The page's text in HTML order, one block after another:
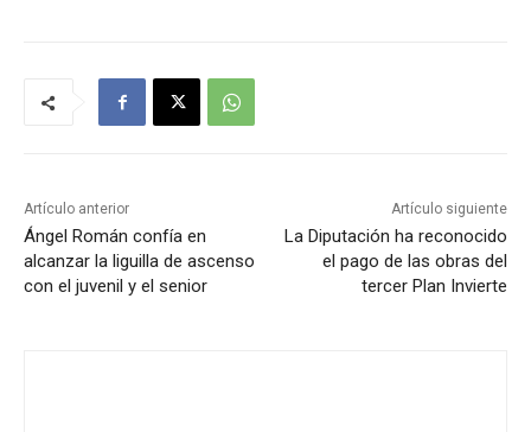
t
o
r
d
Artículo anterior
Ángel Román confía en
alcanzar la liguilla de ascenso
con el juvenil y el senior
Artículo siguiente
La Diputación ha reconocido
el pago de las obras del
tercer Plan Invierte